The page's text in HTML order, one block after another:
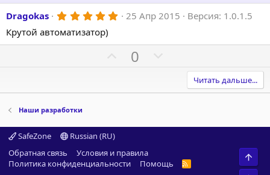
Dragokas 5
0
25 Апр 2015
Версия: 1.0.1.5
Крутой автоматизатор)
П
и
и
н
ы
0
а
и
ы
Читать дальше...
Наши разработки
SafeZone
Russian (RU)
Обратная связь
Условия и правила
Политика конфиденциальности
Помощь
R